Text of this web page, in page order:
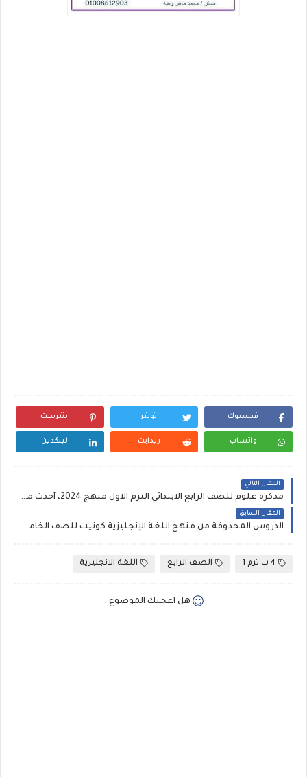
فيسبوك تويتر بنترست
واتساب ريدايت لينكدين
المقال التالي
مذكرة علوم للصف الرابع الابتدائى الترم الاول منهج 2024، أحدث مذكرة علوم رابعة pdf
المقال السابق
الدروس المحذوفة من منهج اللغة الإنجليزية كونيت للصف الخامس الابتدائي connect 5 ترم أول 2024
4 ب ترم 1 الصف الرابع اللغة الانجليزية
هل اعجبك الموضوع :